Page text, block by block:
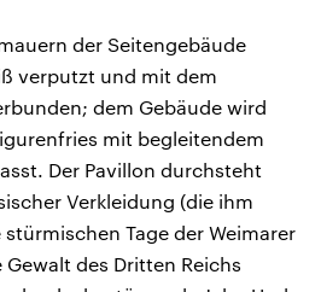
der Seitengebäude
verputzt und mit dem
dem Gebäude wird
mit begleitendem
Der Pavillon durchsteht
Verkleidung (die ihm
Tage der Weimarer
Gewalt des Dritten Reichs